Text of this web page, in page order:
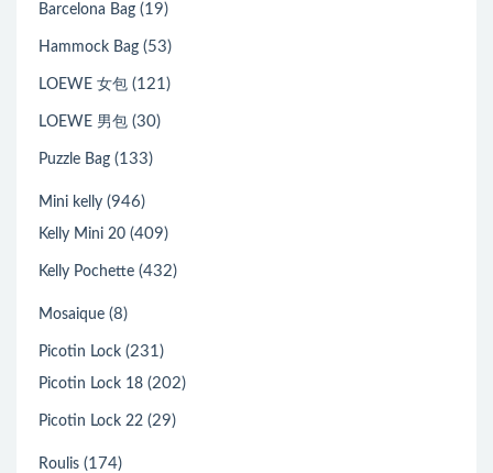
Barcelona Bag (19)
Hammock Bag (53)
LOEWE 女包 (121)
LOEWE 男包 (30)
Puzzle Bag (133)
Mini kelly (946)
Kelly Mini 20 (409)
Kelly Pochette (432)
Mosaique (8)
Picotin Lock (231)
Picotin Lock 18 (202)
Picotin Lock 22 (29)
Roulis (174)